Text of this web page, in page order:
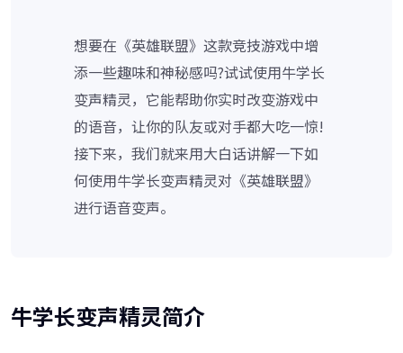
想要在《英雄联盟》这款竞技游戏中增
添一些趣味和神秘感吗?试试使用牛学长
变声精灵，它能帮助你实时改变游戏中
的语音，让你的队友或对手都大吃一惊!
接下来，我们就来用大白话讲解一下如
何使用牛学长变声精灵对《英雄联盟》
进行语音变声。
牛学长变声精灵简介